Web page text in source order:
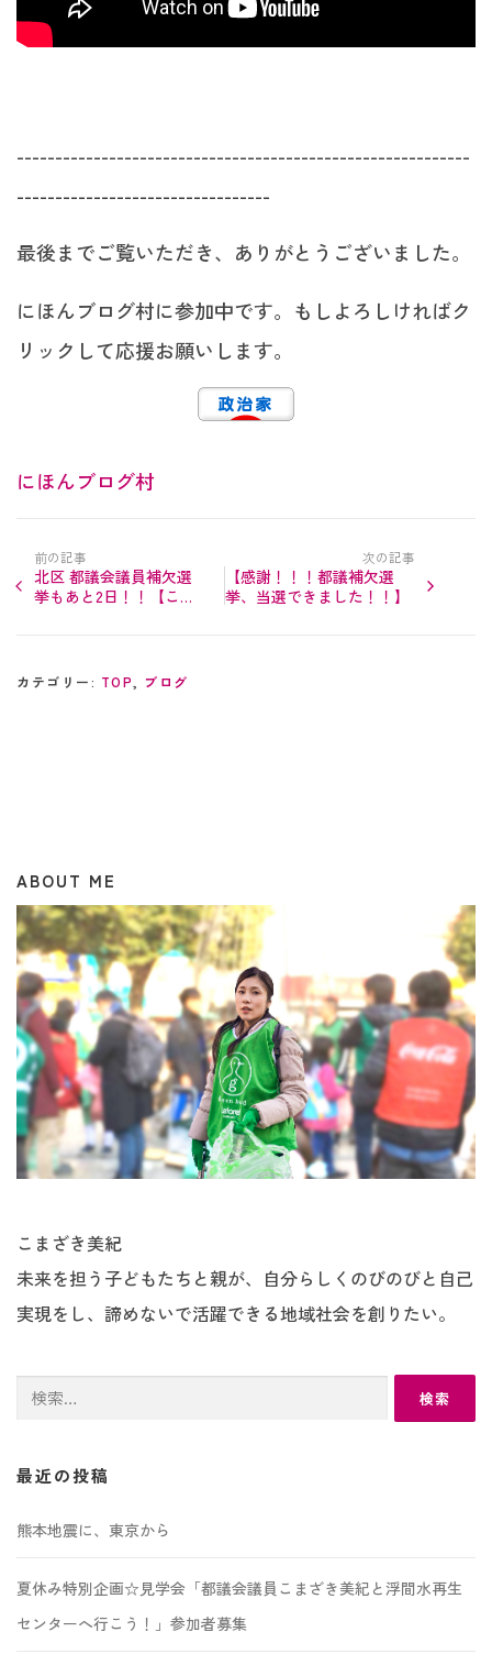
-----------------------------------------------------------
---------------------------------
最後までご覧いただき、ありがとうございました。
にほんブログ村に参加中です。もしよろしければク
リックして応援お願いします。
にほんブログ村
前の記事
北区 都議会議員補欠選
挙もあと2日！！【こま
次の記事
【感謝！！！都議補欠選
挙、当選できました！！】
カテゴリー: TOP, ブログ
ABOUT ME
こまざき美紀
未来を担う子どもたちと親が、自分らしくのびのびと自己
実現をし、諦めないで活躍できる地域社会を創りたい。
検
最近の投稿
熊本地震に、東京から
夏休み特別企画☆見学会「都議会議員こまざき美紀と浮間水再生
センターへ行こう！」参加者募集